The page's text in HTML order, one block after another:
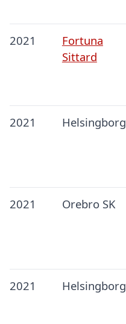
2021
Fortuna
Sittard
2021 Helsingborg
2021 Orebro SK
2021 Helsingborg